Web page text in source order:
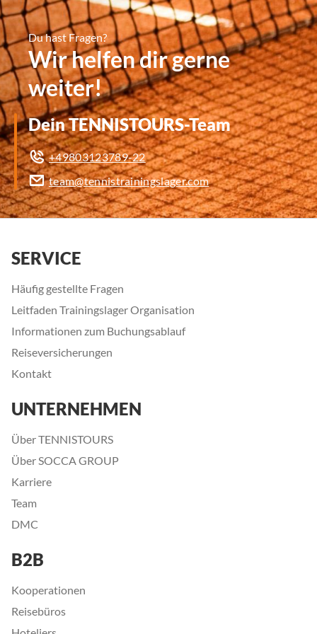
Du hast Fragen?
Wir helfen dir gerne
weiter!
Dein TENNISTOURS-Team
+49803123789-22
team@tennistrainingslager.com
SERVICE
Häufig gestellte Fragen
Leitfaden Trainingslager Organisation
Informationen zum Buchungsablauf
Reiseversicherungen
Kontakt
UNTERNEHMEN
Über TENNISTOURS
Über SOCCA GROUP
Karriere
Team
DMC
B2B
Kooperationen
Reisebüros